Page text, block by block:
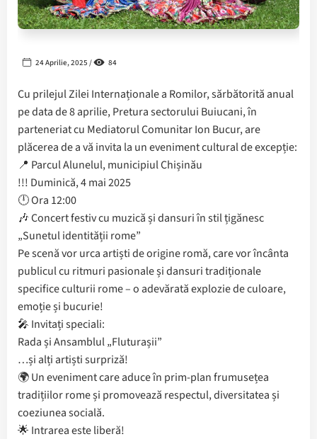
24 Aprilie, 2025 / 84
Cu prilejul Zilei Internaționale a Romilor, sărbătorită anual
pe data de 8 aprilie, Pretura sectorului Buiucani, în
parteneriat cu Mediatorul Comunitar Ion Bucur, are
plăcerea de a vă invita la un eveniment cultural de excepție:
📍 Parcul Alunelul, municipiul Chișinău
!!! Duminică, 4 mai 2025
🕛 Ora 12:00
🎶 Concert festiv cu muzică și dansuri în stil țigănesc
„Sunetul identității rome”
Pe scenă vor urca artiști de origine romă, care vor încânta
publicul cu ritmuri pasionale și dansuri tradiționale
specifice culturii rome – o adevărată explozie de culoare,
emoție și bucurie!
🎤 Invitați speciali:
Rada și Ansamblul „Fluturașii”
…și alți artiști surpriză!
🌍 Un eveniment care aduce în prim-plan frumusețea
tradițiilor rome și promovează respectul, diversitatea și
coeziunea socială.
🌟 Intrarea este liberă!